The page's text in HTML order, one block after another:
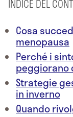
INDICE DEL
Cosa
menopausa
Perché i
peggiorano
Strategie
in inverno
Quando